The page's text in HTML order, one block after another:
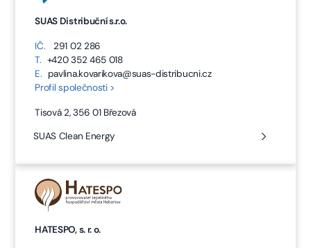
SUAS Distribuční s.r.o.
IČ.
291 02 286
T. +420 352 465 018
E. pavlina.kovarikova@suas-distribucni.cz
Profil společnosti >
Tisová 2, 356 01 Březová
SUAS Clean Energy
HATESPO, s. r. o.